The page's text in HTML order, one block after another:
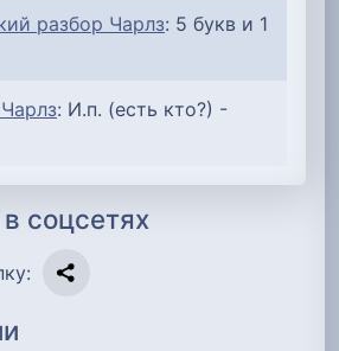
разбор Чарлз: 5 букв и 1
: И.п. (есть кто?) -
соцсетях